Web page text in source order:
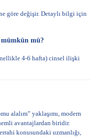
göre değişir. Detaylı bilgi için
mümkün mü?
4-6 hafta) cinsel ilişki
alalım” yaklaşımı, modern
avantajlardan biridir.
konusundaki uzmanlığı,